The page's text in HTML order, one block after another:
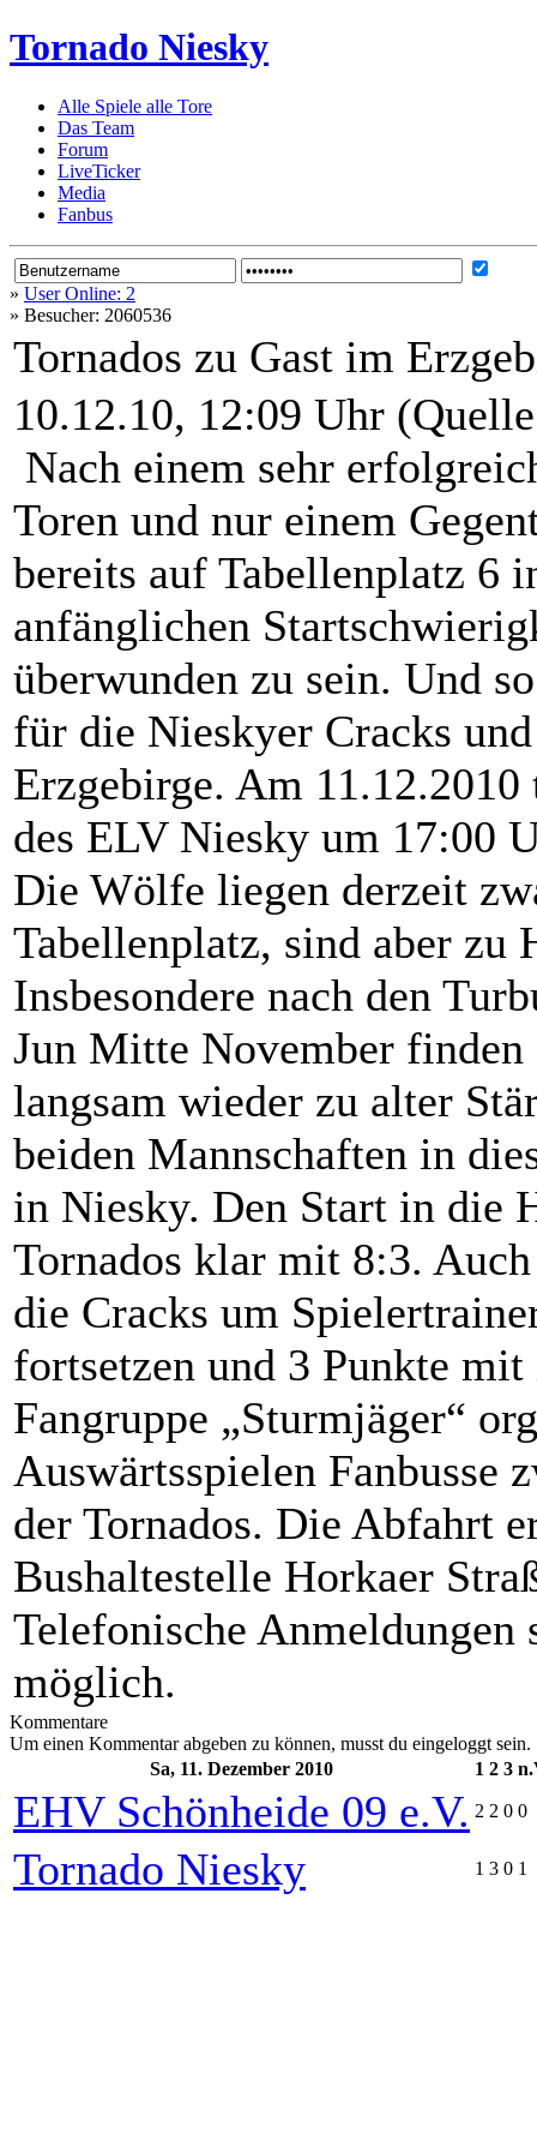
Tornado Niesky
Alle Spiele alle Tore
Das Team
Forum
LiveTicker
Media
Fanbus
» User Online: 2
» Besucher: 2060536
Tornados zu Gast im
10.12.10, 12:09 Uhr
Nach einem sehr
Toren und nur einem
bereits auf Tabellenplatz 6
anfänglichen
überwunden zu sein. Und
für die Nieskyer Cracks
Erzgebirge. Am
des ELV Niesky um 17:00
Die Wölfe liegen derzeit
Tabellenplatz, sind aber zu
Insbesondere nach den
Jun Mitte November finden
langsam wieder zu alter
beiden Mannschaften in
in Niesky. Den Start in die
Tornados klar mit 8:3.
die Cracks um
fortsetzen und 3 Punkte
Fangruppe „Sturmjäger“
Auswärtsspielen Fanbusse
der Tornados. Die Abfahrt
Bushaltestelle Horkaer
Telefonische
möglich.
Kommentare
Um einen Kommentar abgeben zu können, musst du eingeloggt sein.
Sa, 11. Dezember 2010
1 2 3
EHV Schönheide 09 e.V. 2 2 0 0
Tornado Niesky 1 3 0 1